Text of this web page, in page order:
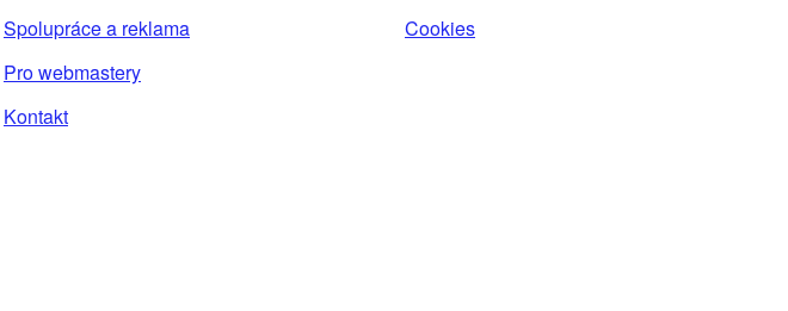
Spolupráce a reklama
Pro webmastery
Kontakt
Cookies